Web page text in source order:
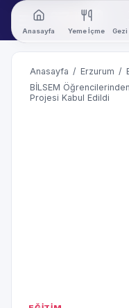
Anasayfa Yeme İçme Gezi
Anasayfa / Erzurum /
BİLSEM
Projesi Kabul Edildi